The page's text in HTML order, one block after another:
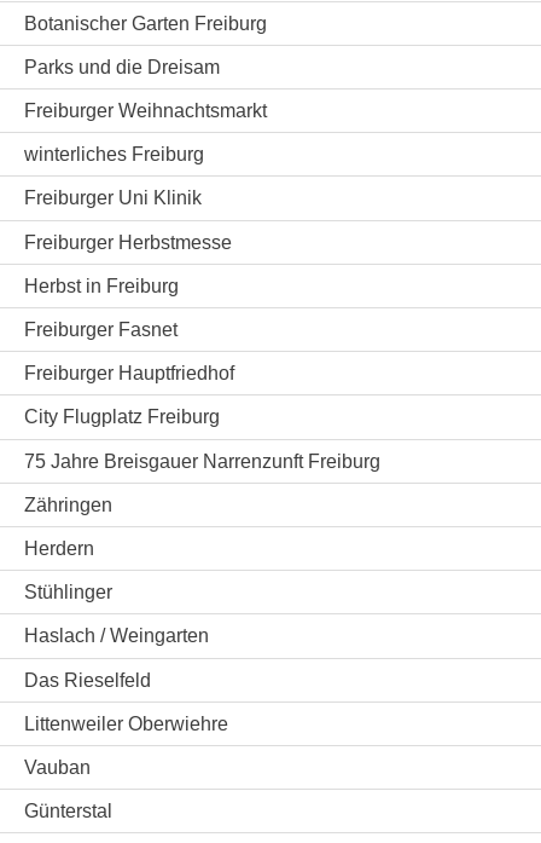
Botanischer Garten Freiburg
Parks und die Dreisam
Freiburger Weihnachtsmarkt
winterliches Freiburg
Freiburger Uni Klinik
Freiburger Herbstmesse
Herbst in Freiburg
Freiburger Fasnet
Freiburger Hauptfriedhof
City Flugplatz Freiburg
75 Jahre Breisgauer Narrenzunft Freiburg
Zähringen
Herdern
Stühlinger
Haslach / Weingarten
Das Rieselfeld
Littenweiler Oberwiehre
Vauban
Günterstal